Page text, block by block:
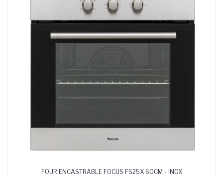
FOUR ENCASTRABLE FOCUS F525X 60CM - INOX